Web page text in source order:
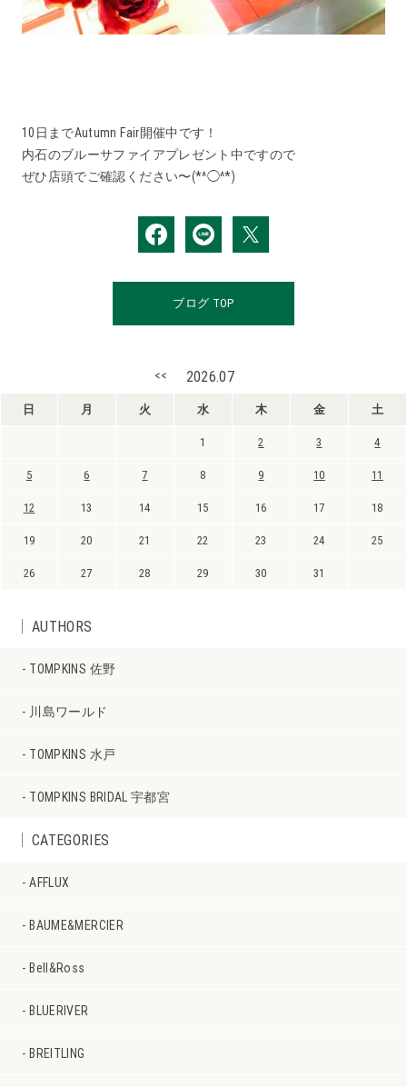
10日までAutumn Fair開催中です！
内石のブルーサファイアプレゼント中ですので
ぜひ店頭でご確認ください〜(*^◯^*)
ブログ TOP
<< 2026.07
日 月 火 水 木 金 土
1 2 3 4
5 6 7 8 9 10 11
12 13 14 15 16 17 18
19 20 21 22 23 24 25
26 27 28 29 30 31
AUTHORS
TOMPKINS 佐野
川島ワールド
TOMPKINS 水戸
TOMPKINS BRIDAL 宇都宮
CATEGORIES
AFFLUX
BAUME&MERCIER
Bell&Ross
BLUERIVER
BREITLING